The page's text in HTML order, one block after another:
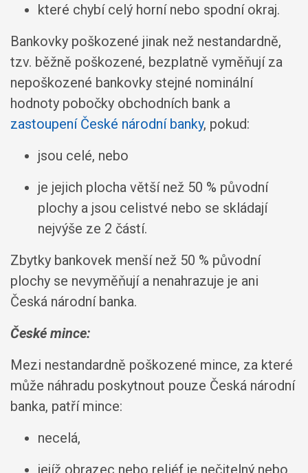
které chybí celý horní nebo spodní okraj.
Bankovky poškozené jinak než nestandardně,
tzv. běžně poškozené, bezplatně vyměňují za
nepoškozené bankovky stejné nominální
hodnoty pobočky obchodních bank a
zastoupení České národní banky, pokud:
jsou celé, nebo
je jejich plocha větší než 50 % původní
plochy a jsou celistvé nebo se skládají
nejvýše ze 2 částí.
Zbytky bankovek menší než 50 % původní
plochy se nevyměňují a nenahrazuje je ani
Česká národní banka.
České mince:
Mezi nestandardně poškozené mince, za které
může náhradu poskytnout pouze Česká národní
banka, patří mince:
necelá,
jejíž obrazec nebo reliéf je nečitelný nebo